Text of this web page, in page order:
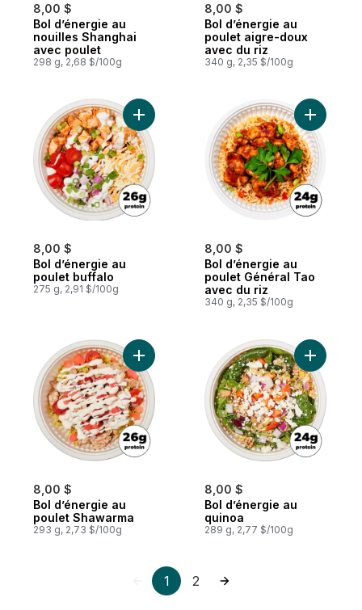
8,00 $
Bol d’énergie au
nouilles Shanghai
avec poulet
298 g, 2,68 $/100g
8,00 $
Bol d’énergie au
poulet aigre-doux
avec du riz
340 g, 2,35 $/100g
8,00 $
Bol d’énergie au
poulet buffalo
275 g, 2,91 $/100g
Ajouter Bol d’énergie au poulet buffalo
8,00 $
Bol d’énergie au
poulet Général Tao
avec du riz
340 g, 2,35 $/100g
Ajouter
8,00 $
Bol d’énergie au
poulet Shawarma
293 g, 2,73 $/100g
Ajouter Bol d’énergie au poulet
8,00 $
Bol d’énergie au
quinoa
289 g, 2,77 $/100g
Ajouter
1 2